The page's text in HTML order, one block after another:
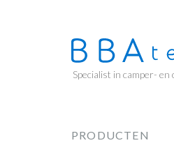
Specialist in camper-
PRODUCTEN